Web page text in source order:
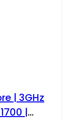
| 3GHz
|